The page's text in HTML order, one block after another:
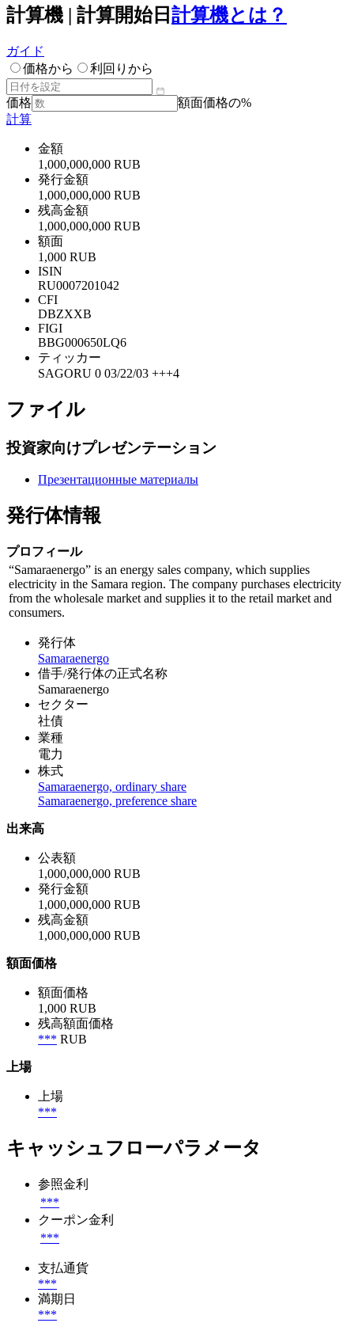
計算機 | 計算開始日 計算機とは？
ガイド
価格から
利回りから
価格
額面価格の%
計算
金額
1,000,000,000 RUB
発行金額
1,000,000,000 RUB
残高金額
1,000,000,000 RUB
額面
1,000 RUB
ISIN
RU0007201042
CFI
DBZXXB
FIGI
BBG000650LQ6
ティッカー
SAGORU 0 03/22/03 +++4
ファイル
投資家向けプレゼンテーション
Презентационные материалы
発行体情報
プロフィール
“Samaraenergo” is an energy sales company, which supplies
electricity in the Samara region. The company purchases electricity
from the wholesale market and supplies it to the retail market and
consumers.
発行体
Samaraenergo
借手/発行体の正式名称
Samaraenergo
セクター
社債
業種
電力
株式
Samaraenergo, ordinary share
Samaraenergo, preference share
出来高
公表額
1,000,000,000 RUB
発行金額
1,000,000,000 RUB
残高金額
1,000,000,000 RUB
額面価格
額面価格
1,000 RUB
残高額面価格
*** RUB
上場
上場
***
キャッシュフローパラメータ
参照金利
***
クーポン金利
***
支払通貨
***
満期日
***